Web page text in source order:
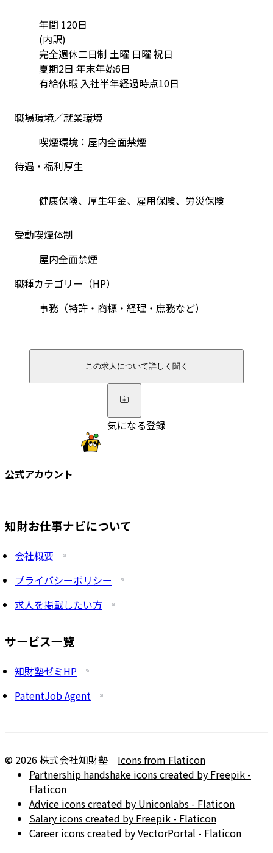
年間 120日
(内訳)
完全週休二日制 土曜 日曜 祝日
夏期2日 年末年始6日
有給休暇 入社半年経過時点10日
職場環境／就業環境
待遇・福利厚生
健康保険、厚生年金、雇用保険、労災保険
受動喫煙体制
屋内全面禁煙
職種カテゴリー（HP）
事務（特許・商標・経理・庶務など）
この求人について詳しく聞く
気になる登録
公式アカウント
知財お仕事ナビについて
会社概要
プライバシーポリシー
求人を掲載したい方
サービス一覧
知財塾ゼミHP
PatentJob Agent
© 2026株式会社知財塾
Icons from Flaticon
Partnership handshake icons created by Freepik -
Flaticon
Advice icons created by Uniconlabs - Flaticon
Salary icons created by Freepik - Flaticon
Career icons created by VectorPortal - Flaticon